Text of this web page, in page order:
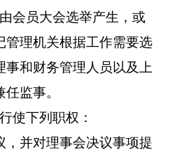
会员大会选举产生，或
管理机关根据工作需要选
事和财务管理人员以及上
监事。
使下列职权：
，并对理事会决议事项提